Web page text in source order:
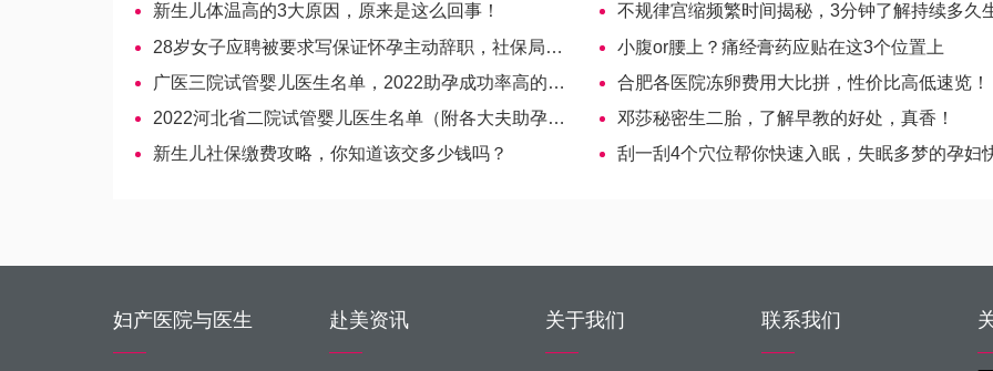
新生儿体温高的3大原因，原来是这么回事！
不规律宫缩频繁时间揭秘，3分钟了解持续多久
28岁女子应聘被要求写保证怀孕主动辞职，社保局对此回应！
小腹or腰上？痛经膏药应贴在这3个位置上
广医三院试管婴儿医生名单，2022助孕成功率高的大夫参考
合肥各医院冻卵费用大比拼，性价比高低速览！
2022河北省二院试管婴儿医生名单（附各大夫助孕成功率）
邓莎秘密生二胎，了解早教的好处，真香！
新生儿社保缴费攻略，你知道该交多少钱吗？
刮一刮4个穴位帮你快速入眠，失眠多梦的孕妇快来偷
妇产医院与医生 赴美资讯 关于我们 联系我们